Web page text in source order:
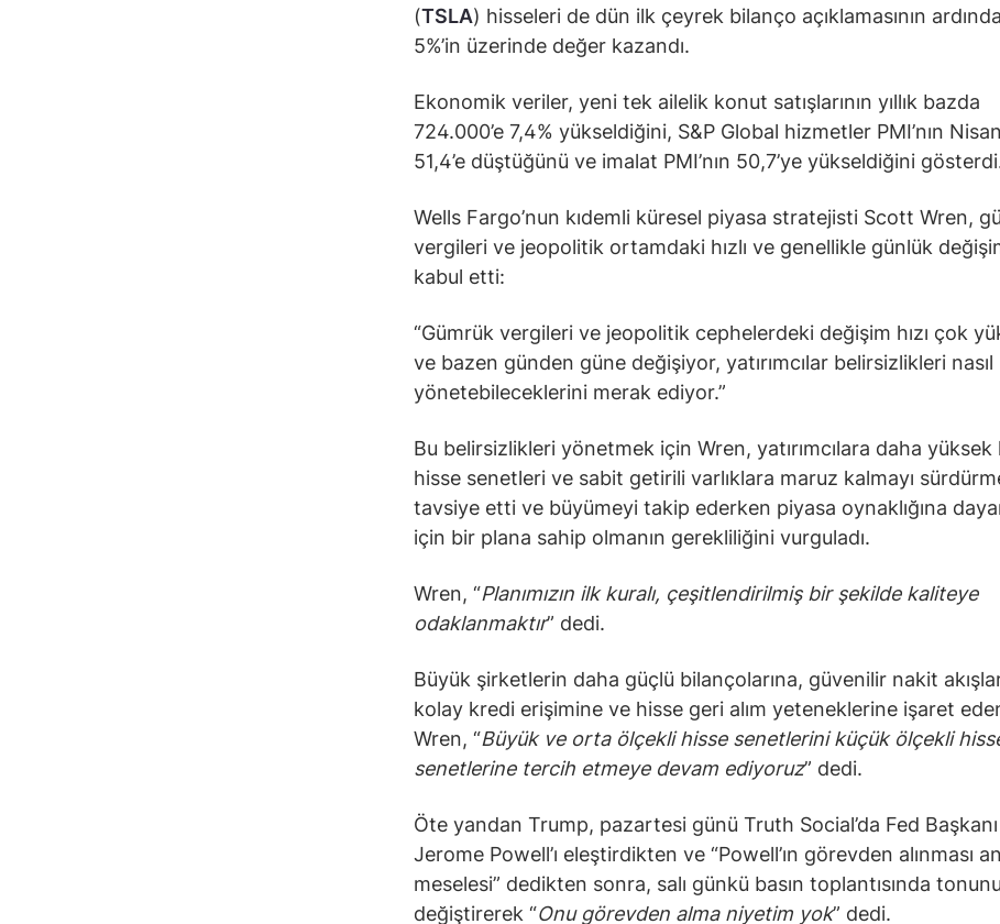
(TSLA) hisseleri de dün ilk çeyrek bilanço açıklamasının
5%’in üzerinde değer kazandı.
Ekonomik veriler, yeni tek ailelik konut satışlarının yıllık bazda
724.000’e 7,4% yükseldiğini, S&P Global hizmetler PMI’nın
51,4’e düştüğünü ve imalat PMI’nın 50,7’ye yükseldiğini
Wells Fargo’nun kıdemli küresel piyasa stratejisti Scott Wren,
vergileri ve jeopolitik ortamdaki hızlı ve genellikle günlük
kabul etti:
“Gümrük vergileri ve jeopolitik cephelerdeki değişim hızı çok
ve bazen günden güne değişiyor, yatırımcılar belirsizlikleri nasıl
yönetebileceklerini merak ediyor.”
Bu belirsizlikleri yönetmek için Wren, yatırımcılara daha yüksek
hisse senetleri ve sabit getirili varlıklara maruz kalmayı
tavsiye etti ve büyümeyi takip ederken piyasa oynaklığına
için bir plana sahip olmanın gerekliliğini vurguladı.
Wren, “Planımızın ilk kuralı, çeşitlendirilmiş bir şekilde kaliteye
odaklanmaktır” dedi.
Büyük şirketlerin daha güçlü bilançolarına, güvenilir nakit
kolay kredi erişimine ve hisse geri alım yeteneklerine işaret
Wren, “Büyük ve orta ölçekli hisse senetlerini küçük ölçekli
senetlerine tercih etmeye devam ediyoruz” dedi.
Öte yandan Trump, pazartesi günü Truth Social’da Fed Başkanı
Jerome Powell’ı eleştirdikten ve “Powell’ın görevden alınması an
meselesi” dedikten sonra, salı günkü basın toplantısında tonunu
değiştirerek “Onu görevden alma niyetim yok” dedi.